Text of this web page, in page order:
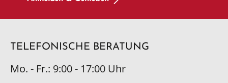
TELEFONISCHE BERATUNG
Mo. - Fr.: 9:00 - 17:00 Uhr